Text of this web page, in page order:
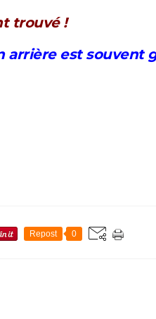
trouvé !
arrière est souvent
Repost 0